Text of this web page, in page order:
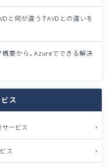
と何が違う？AVDとの違いを
要から、Azureでできる解決
ス
ービス
ス